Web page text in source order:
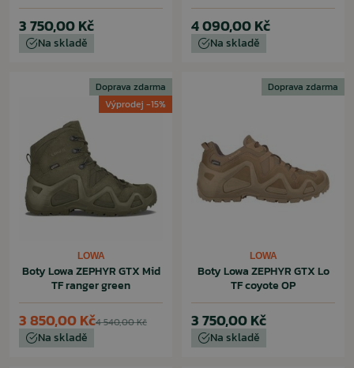
3 750,00 Kč
Na skladě
4 090,00 Kč
Na skladě
Doprava zdarma
Výprodej -15%
LOWA
Boty Lowa ZEPHYR GTX Mid
TF ranger green
4 540,00 Kč
3 850,00 Kč
Na skladě
Doprava zdarma
LOWA
Boty Lowa ZEPHYR GTX Lo
TF coyote OP
3 750,00 Kč
Na skladě